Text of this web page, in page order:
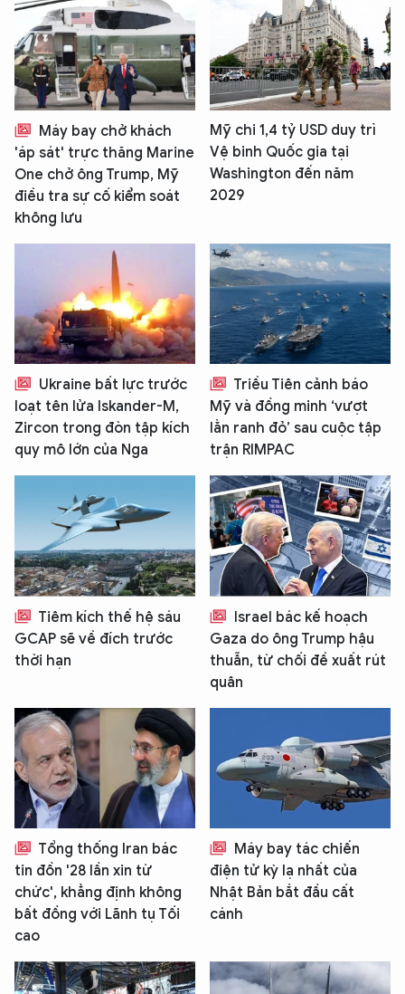
Máy bay chở khách
'áp sát' trực thăng Marine
One chở ông Trump, Mỹ
điều tra sự cố kiểm soát
không lưu
Mỹ chi 1,4 tỷ USD duy trì
Vệ binh Quốc gia tại
Washington đến năm
2029
Ukraine bất lực trước
loạt tên lửa Iskander-M,
Zircon trong đòn tập kích
quy mô lớn của Nga
Triều Tiên cảnh báo
Mỹ và đồng minh ‘vượt
lằn ranh đỏ’ sau cuộc tập
trận RIMPAC
Tiêm kích thế hệ sáu
GCAP sẽ về đích trước
thời hạn
Israel bác kế hoạch
Gaza do ông Trump hậu
thuẫn, từ chối đề xuất rút
quân
Tổng thống Iran bác
tin đồn '28 lần xin từ
chức', khẳng định không
bất đồng với Lãnh tụ Tối
cao
Máy bay tác chiến
điện tử kỳ lạ nhất của
Nhật Bản bắt đầu cất
cánh